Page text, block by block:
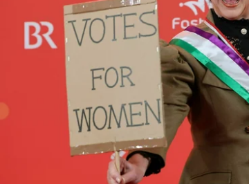
veranstaltungen